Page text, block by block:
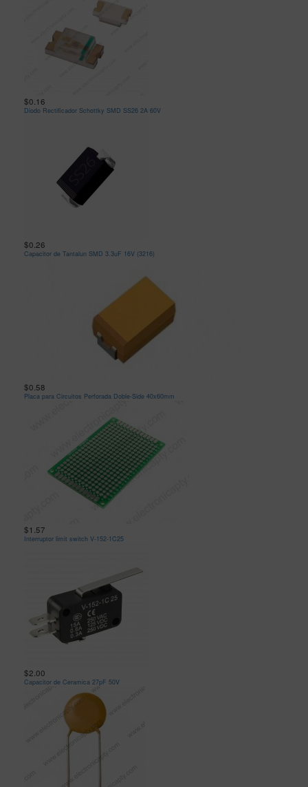
$0.16
Diodo Rectificador Schottky SMD SS26 2A 60V
$0.26
Capacitor de Tantalun SMD 3.3uF 16V (3216)
$0.58
Placa para Circuitos Perforada Doble-Side 40x60mm
$1.57
Interruptor limit switch V-152-1C25
$2.00
Capacitor de Ceramica 27pF 50V